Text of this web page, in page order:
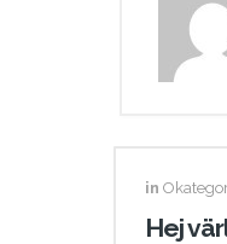
in
Hej